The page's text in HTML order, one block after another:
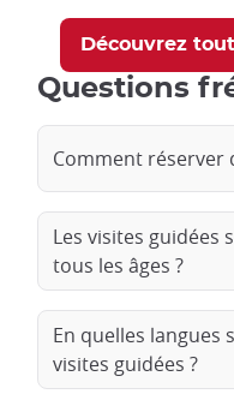
Découvrez
Questions
Comment réserver
Les visites guidées
tous les âges ?
En quelles langues
visites guidées ?